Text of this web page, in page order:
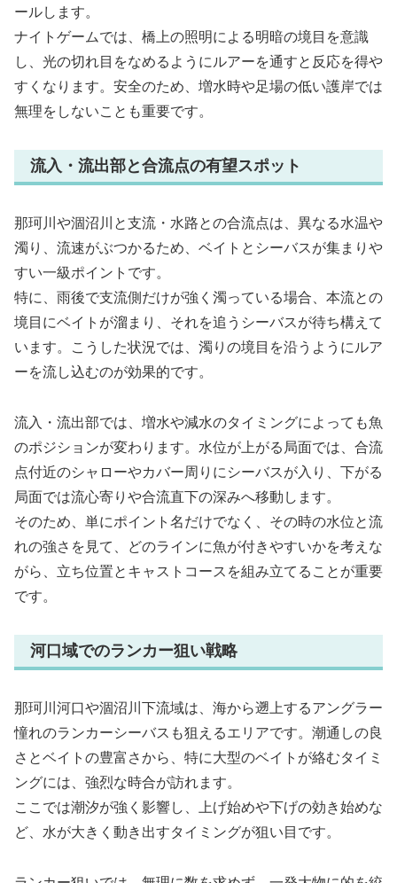
ールします。
ナイトゲームでは、橋上の照明による明暗の境目を意識
し、光の切れ目をなめるようにルアーを通すと反応を得や
すくなります。安全のため、増水時や足場の低い護岸では
無理をしないことも重要です。
流入・流出部と合流点の有望スポット
那珂川や涸沼川と支流・水路との合流点は、異なる水温や
濁り、流速がぶつかるため、ベイトとシーバスが集まりや
すい一級ポイントです。
特に、雨後で支流側だけが強く濁っている場合、本流との
境目にベイトが溜まり、それを追うシーバスが待ち構えて
います。こうした状況では、濁りの境目を沿うようにルア
ーを流し込むのが効果的です。
流入・流出部では、増水や減水のタイミングによっても魚
のポジションが変わります。水位が上がる局面では、合流
点付近のシャローやカバー周りにシーバスが入り、下がる
局面では流心寄りや合流直下の深みへ移動します。
そのため、単にポイント名だけでなく、その時の水位と流
れの強さを見て、どのラインに魚が付きやすいかを考えな
がら、立ち位置とキャストコースを組み立てることが重要
です。
河口域でのランカー狙い戦略
那珂川河口や涸沼川下流域は、海から遡上するアングラー
憧れのランカーシーバスも狙えるエリアです。潮通しの良
さとベイトの豊富さから、特に大型のベイトが絡むタイミ
ングには、強烈な時合が訪れます。
ここでは潮汐が強く影響し、上げ始めや下げの効き始めな
ど、水が大きく動き出すタイミングが狙い目です。